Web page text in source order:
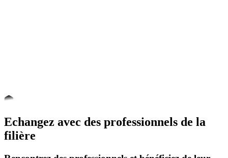
Echangez avec des professionnels de la
filière